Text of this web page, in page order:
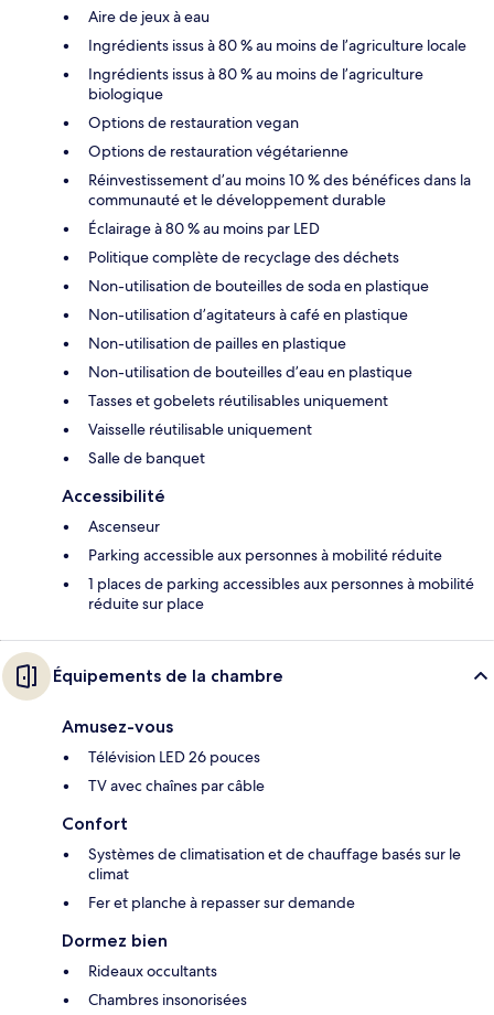
Aire de jeux à eau
Ingrédients issus à 80 % au moins de l’agriculture locale
Ingrédients issus à 80 % au moins de l’agriculture
biologique
Options de restauration vegan
Options de restauration végétarienne
Réinvestissement d’au moins 10 % des bénéfices dans la
communauté et le développement durable
Éclairage à 80 % au moins par LED
Politique complète de recyclage des déchets
Non-utilisation de bouteilles de soda en plastique
Non-utilisation d’agitateurs à café en plastique
Non-utilisation de pailles en plastique
Non-utilisation de bouteilles d’eau en plastique
Tasses et gobelets réutilisables uniquement
Vaisselle réutilisable uniquement
Salle de banquet
Accessibilité
Ascenseur
Parking accessible aux personnes à mobilité réduite
1 places de parking accessibles aux personnes à mobilité
réduite sur place
Équipements de la chambre
Amusez-vous
Télévision LED 26 pouces
TV avec chaînes par câble
Confort
Systèmes de climatisation et de chauffage basés sur le
climat
Fer et planche à repasser sur demande
Dormez bien
Rideaux occultants
Chambres insonorisées